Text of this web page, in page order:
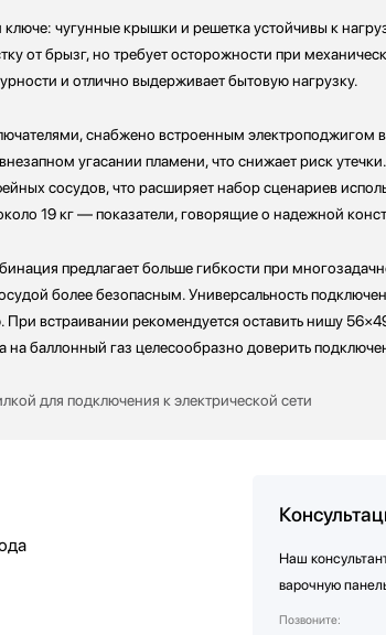
чугунные крышки и решетка устойчивы к
от брызг, но требует осторожности при
и отлично выдерживает бытовую нагрузку.
снабжено встроенным электроподжигом
угасании пламени, что снижает риск
сосудов, что расширяет набор сценариев
19 кг — показатели, говорящие о надежной
предлагает больше гибкости при
более безопасным. Универсальность
встраивании рекомендуется оставить нишу
баллонный газ целесообразно доверить
для подключения к электрической сети
Наш
варочную
Позвоните: